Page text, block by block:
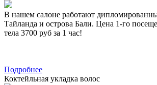
В нашем салоне работают
Тайланда и острова Бали. Цена 1-го
тела 3700 руб за 1 час!
Подробнее
Коктейльная укладка волос